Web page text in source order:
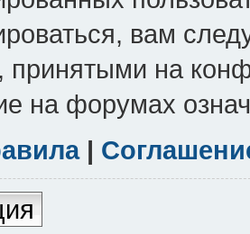
вам
принятыми на
на форумах
|